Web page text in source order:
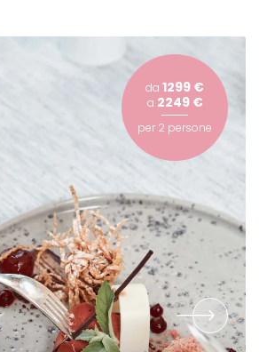
da 1299 €
a 2249 €
per 2 persone